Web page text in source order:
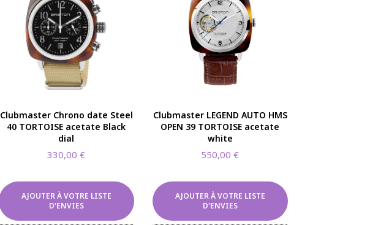
Clubmaster Chrono date Steel
40 TORTOISE acetate Black
dial
330,00€
AJOUTER À VOTRE LISTE
D'ENVIES
Clubmaster LEGEND AUTO HMS
OPEN 39 TORTOISE acetate
white
550,00€
AJOUTER À VOTRE LISTE
D'ENVIES